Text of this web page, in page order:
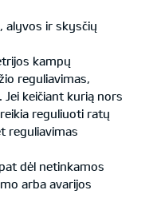
alyvos ir skysčių
kampų
reguliavimas,
keičiant kurią nors
reguliuoti ratų
reguliavimas
dėl netinkamos
arba avarijos